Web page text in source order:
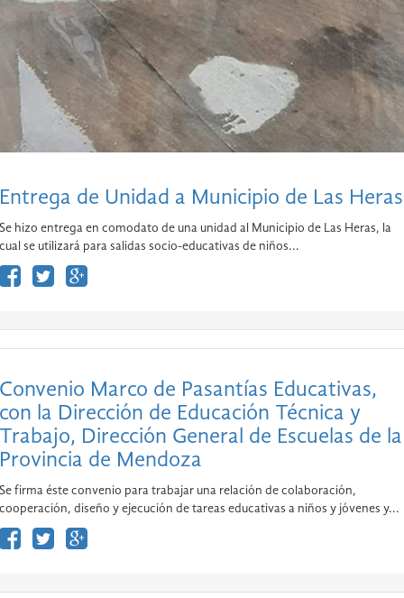
Entrega de Unidad a Municipio de Las Heras
Se hizo entrega en comodato de una unidad al Municipio de Las Heras, la
cual se utilizará para salidas socio-educativas de niños...
Convenio Marco de Pasantías Educativas,
con la Dirección de Educación Técnica y
Trabajo, Dirección General de Escuelas de la
Provincia de Mendoza
Se firma éste convenio para trabajar una relación de colaboración,
cooperación, diseño y ejecución de tareas educativas a niños y jóvenes y...